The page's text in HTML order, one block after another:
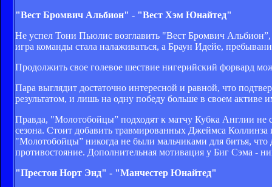
"Вест Бромвич Альбион" - "Вест Хэм Юнайтед"
Не успел Тони Пьюлис возглавить "Вест Бромвич
игра команды стала налаживаться, а Браун Идейе,
Продолжить свое голевое шествие нигерийский форвард
Пара выглядит достаточно интересной и равной, что
результатом, и лишь на одну победу больше в своем активе
Правда, "Молотобойцы” подходят к матчу Кубка Англии не
сезона. Стоит добавить травмированных Джеймса
"Молотобойцы” никогда не были мальчиками для битья, что
противостояние. Дополнительная мотивация у Биг Сэма -
"Престон Норт Энд" - "Манчестер Юнайтед"